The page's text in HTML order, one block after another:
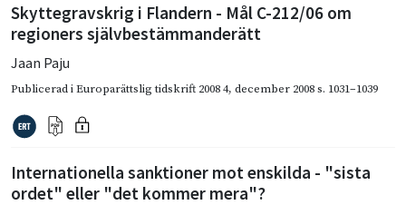
Skyttegravskrig i Flandern - Mål C-212/06 om
regioners självbestämmanderätt
Jaan Paju
Publicerad iEuroparättslig tidskrift 2008 4, december 2008s. 1031–1039
Internationella sanktioner mot enskilda - "sista
ordet" eller "det kommer mera"?